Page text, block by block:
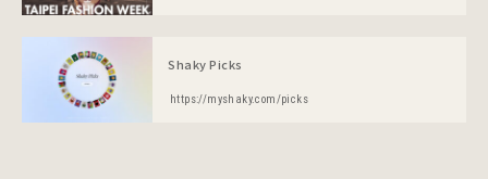
Shaky Picks
https://myshaky.com/picks